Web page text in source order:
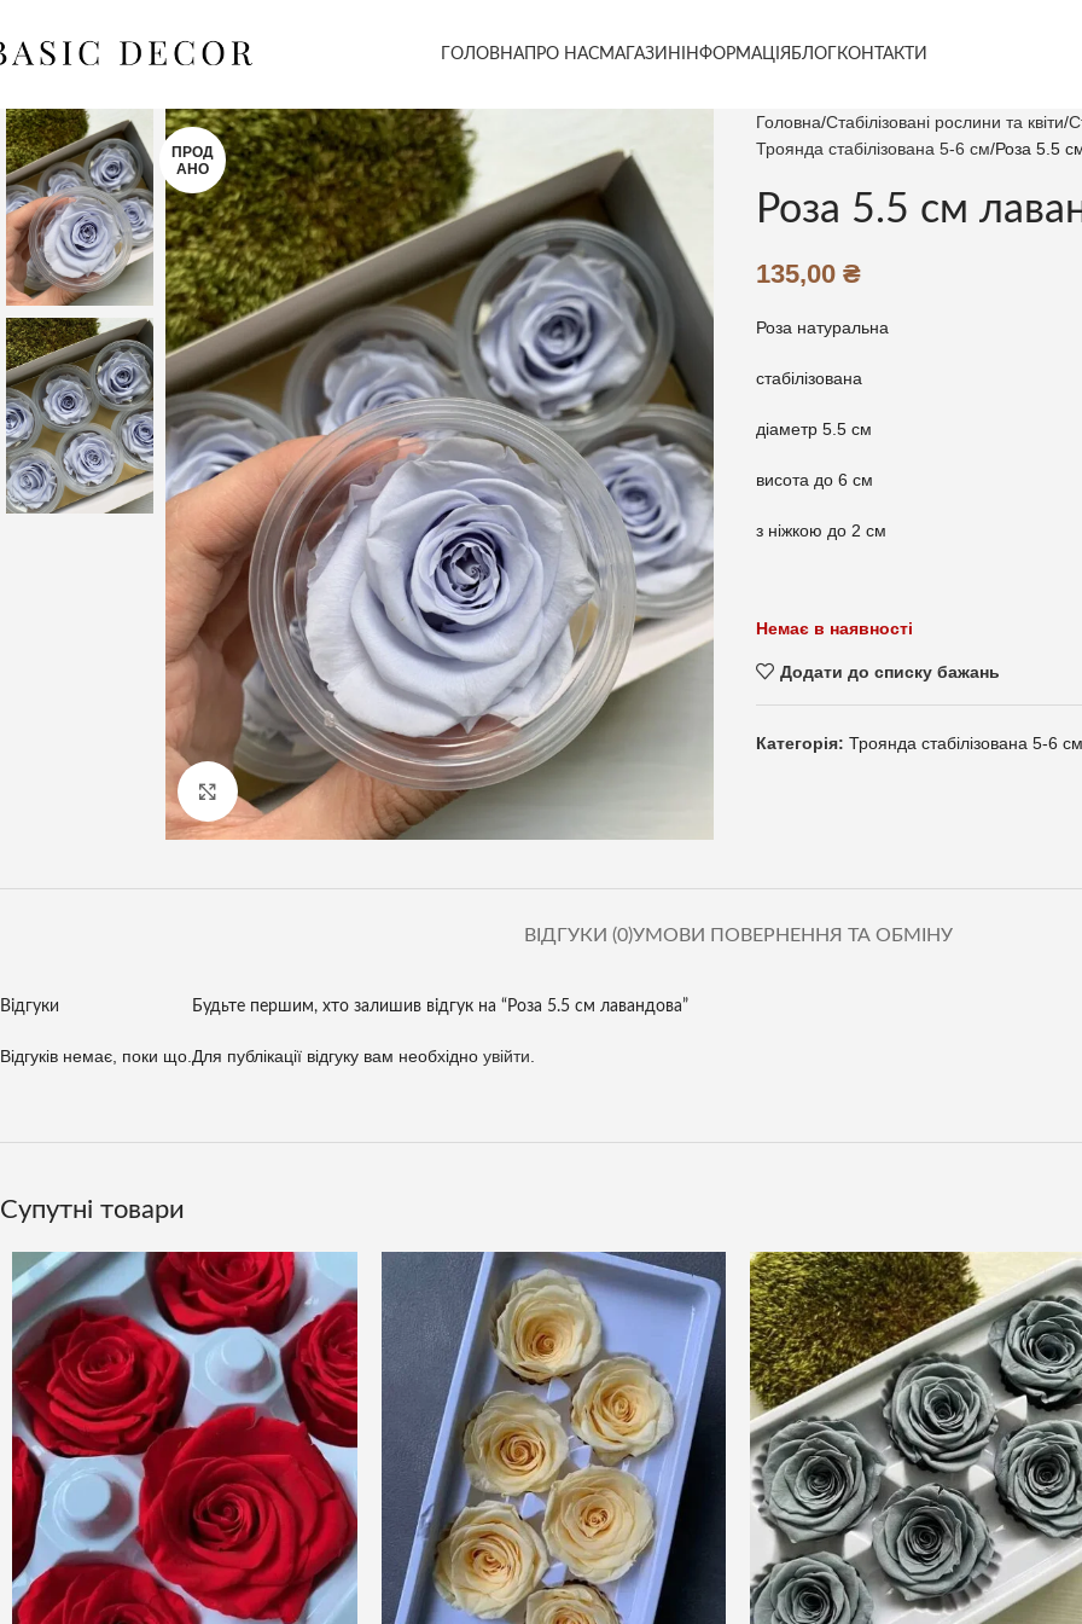
ГОЛОВНАПРО НАСМАГАЗИН ІНФОРМАЦІЯ БЛОГ КОНТАКТИ
ПРОД
АНО
Клацніть, щоб збільшити
Головна Стабілізовані рослини та квіти
Троянда стабілізована 5-6 см Роза 5.5
Роза 5.5 см
135,00 ₴
Роза натуральна
стабілізована
діаметр 5.5 см
висота до 6 см
з ніжкою до 2 см
Немає в наявності
Додати до списку бажань
Категорія: Троянда стабілізована 5-6 см
ВІДГУКИ (0)УМОВИ ПОВЕРНЕННЯ ТА ОБМІНУ
Відгуки
Відгуків немає, поки що.
Будьте першим, хто залишив відгук на “Роза 5.5 см лавандова”
Для публікації відгуку вам необхідно увійти
Супутні товари